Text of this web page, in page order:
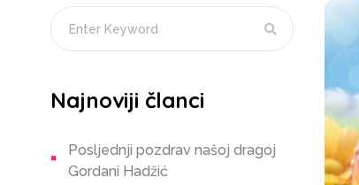
Najnoviji članci
Posljednji pozdrav našoj dragoj
Gordani Hadžić